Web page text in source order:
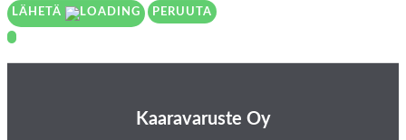
LÄHETÄ
PERUUTA
Kaaravaruste Oy